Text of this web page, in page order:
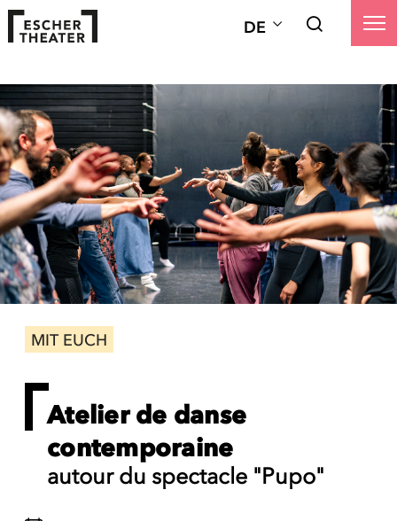
DE
MIT EUCH
Atelier de danse
contemporaine
autour du spectacle "Pupo"